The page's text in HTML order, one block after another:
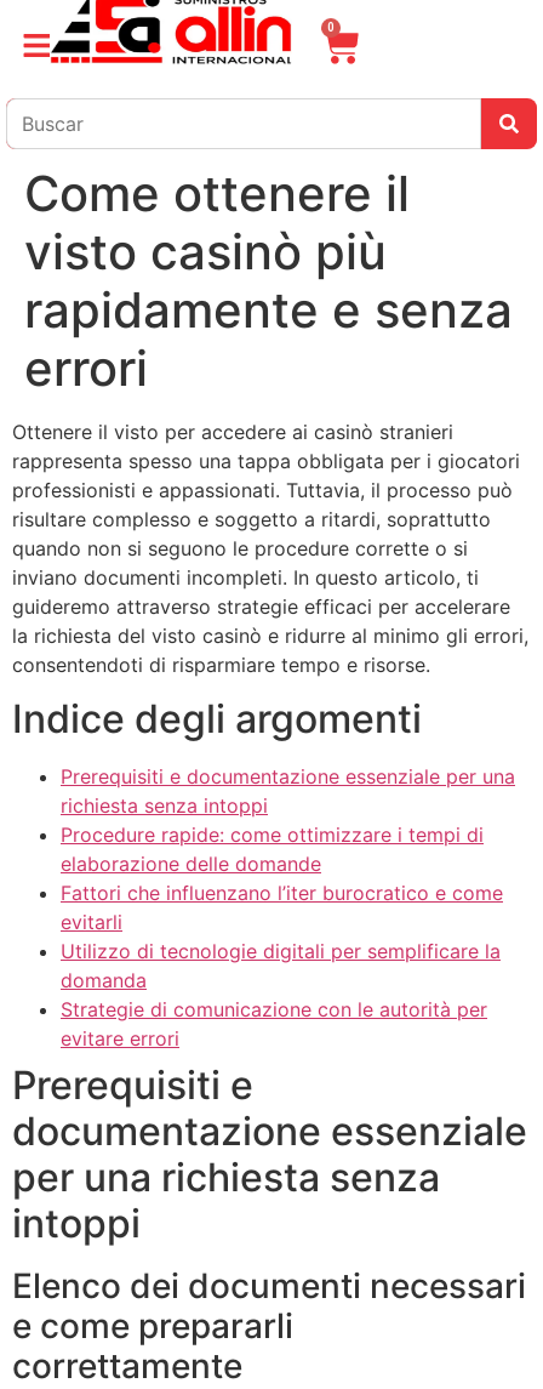
0
Come ottenere il
visto casinò più
rapidamente e senza
errori
Ottenere il visto per accedere ai casinò stranieri
rappresenta spesso una tappa obbligata per i giocatori
professionisti e appassionati. Tuttavia, il processo può
risultare complesso e soggetto a ritardi, soprattutto
quando non si seguono le procedure corrette o si
inviano documenti incompleti. In questo articolo, ti
guideremo attraverso strategie efficaci per accelerare
la richiesta del visto casinò e ridurre al minimo gli errori,
consentendoti di risparmiare tempo e risorse.
Indice degli argomenti
Prerequisiti e documentazione essenziale per una
richiesta senza intoppi
Procedure rapide: come ottimizzare i tempi di
elaborazione delle domande
Fattori che influenzano l’iter burocratico e come
evitarli
Utilizzo di tecnologie digitali per semplificare la
domanda
Strategie di comunicazione con le autorità per
evitare errori
Prerequisiti e
documentazione essenziale
per una richiesta senza
intoppi
Elenco dei documenti necessari
e come prepararli
correttamente